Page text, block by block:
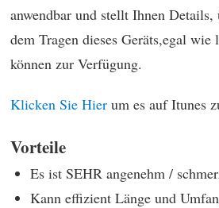
anwendbar und stellt Ihnen Details,
dem Tragen dieses Geräts,egal wie
können zur Verfügung.
Klicken Sie Hier um es auf Itunes
Vorteile
Es ist SEHR angenehm /
Kann effizient Länge und